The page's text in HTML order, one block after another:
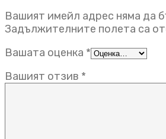
Вашият имейл адрес няма да
Задължителните полета са
Вашата оценка *
Вашият отзив *